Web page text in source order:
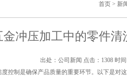
首页 > 新
金冲压加工中的零件清
出处：公司新闻 点击：1308 时
控制是确保产品质量的重要环节。以下是对